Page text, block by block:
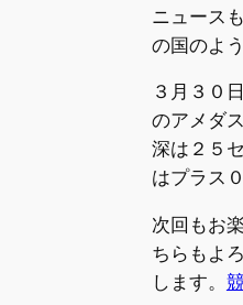
ニュース
の国のよ
３月３０
のアメダ
深は２５
はプラス
次回もお
ちらもよ
します。